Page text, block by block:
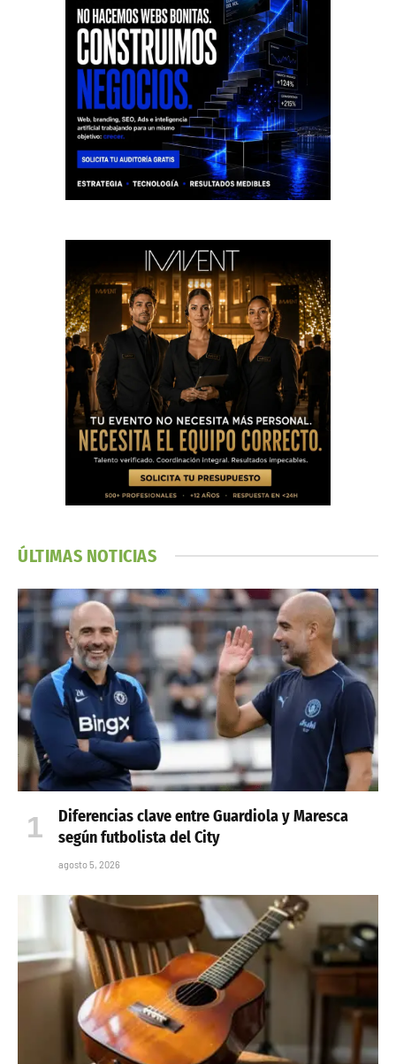
ÚLTIMAS NOTICIAS
Diferencias clave entre Guardiola y Maresca
según futbolista del City
agosto 5, 2026